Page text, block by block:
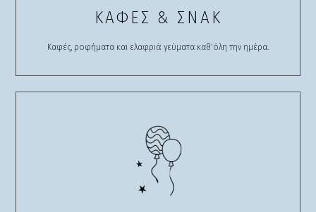
ΚΑΦΕΣ & ΣΝΑΚ
Καφές, ροφήματα και ελαφριά γεύματα καθ'όλη την ημέρα.